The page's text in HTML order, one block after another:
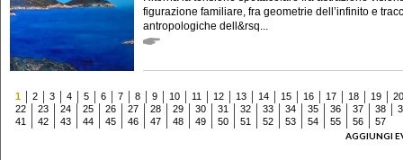
figurazione familiare, fra geometrie dell’infinito e
antropologiche dell&rsq...
1 2 3 4 5 6 7 8 9 10 11 12 13 14 15 16 17 18 19
20
22
23 24 25 26 27 28 29 30 31 32 33 34 35 36 37 38
41
42 43 44 45 46 47 48 49 50 51 52 53 54 55 56
57
AGGIUNGI